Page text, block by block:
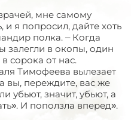
мне самому
и я попросил, дайте хоть
полка. – Когда
залегли в окопы, один
сорока от нас.
Тимофеева вылезает
вы, переждите, вас же
убьют, значит, убьют, а
И поползла вперед».